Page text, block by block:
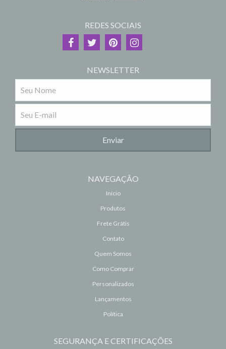
REDES SOCIAIS
NEWSLETTER
NAVEGAÇÃO
Início
Produtos
Frete Grátis
Contato
Quem Somos
Como Comprar
Personalizados
Lançamentos
Política
SEGURANÇA E CERTIFICAÇÕES